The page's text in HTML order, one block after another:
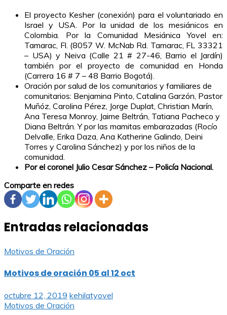
El proyecto Kesher (conexión) para el voluntariado en
Israel y USA. Por la unidad de los mesiánicos en
Colombia. Por la Comunidad Mesiánica Yovel en:
Tamarac, Fl. (8057 W. McNab Rd. Tamarac, FL 33321
– USA) y Neiva (Calle 21 # 27-46, Barrio el Jardín)
también por el proyecto de comunidad en Honda
(Carrera 16 # 7 – 48 Barrio Bogotá).
Oración por salud de los comunitarios y familiares de
comunitarios: Benjamina Pinto, Catalina Garzón, Pastor
Muñóz, Carolina Pérez, Jorge Duplat, Christian Marín,
Ana Teresa Monroy, Jaime Beltrán, Tatiana Pacheco y
Diana Beltrán. Y por las mamitas embarazadas (Rocío
Delvalle, Erika Daza, Ana Katherine Galindo, Deini
Torres y Carolina Sánchez) y por los niños de la
comunidad.
Por el coronel Julio Cesar Sánchez – Policía Nacional.
Comparte en redes
Entradas relacionadas
Motivos de Oración
Motivos de oración 05 al 12 oct
octubre 12, 2019 kehilatyovel
Motivos de Oración